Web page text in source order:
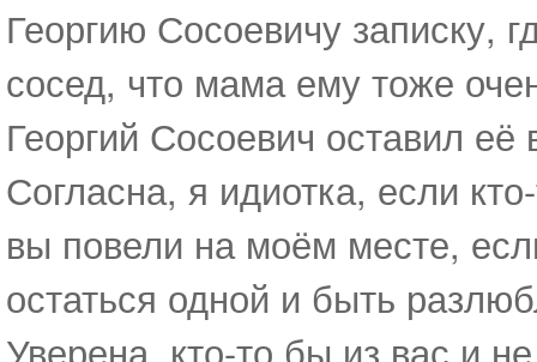
Георгию Сосоевичу записку,
сосед, что мама ему тоже
Георгий Сосоевич оставил её
Согласна, я идиотка, если
вы повели на моём месте,
остаться одной и быть
Уверена, кто-то бы из вас и